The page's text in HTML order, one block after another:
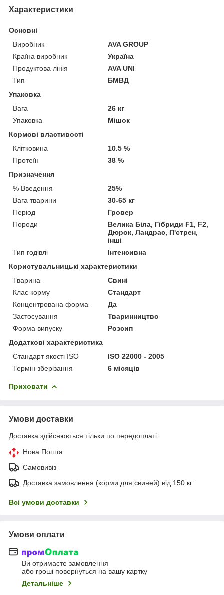
Характеристики
Основні
Виробник
AVA GROUP
Країна виробник
Україна
Продуктова лінія
AVA UNI
Тип
БМВД
Упаковка
Вага
26 кг
Упаковка
Мішок
Кормові властивості
Клітковина
10.5 %
Протеїн
38 %
Призначення
% Введення
25%
Вага тварини
30-65 кг
Період
Гровер
Породи
Велика Біла, Гібриди F1, F2,
Дюрок, Ландрас, П'єтрен,
інші
Тип годівлі
Інтенсивна
Користувальницькі характеристики
Тварина
Свині
Клас корму
Стандарт
Концентрована форма
Да
Застосування
Тваринництво
Форма випуску
Розсип
Додаткові характеристика
Стандарт якості ISO
ISO 22000 - 2005
Термін зберізання
6 місяців
Приховати
Умови доставки
Доставка здійснюється тільки по передоплаті.
Нова Пошта
Самовивіз
Доставка замовлення (корми для свиней) від 150 кг
Всі умови доставки
Умови оплати
Ви отримаєте замовлення
або гроші повернуться на вашу картку
Детальніше